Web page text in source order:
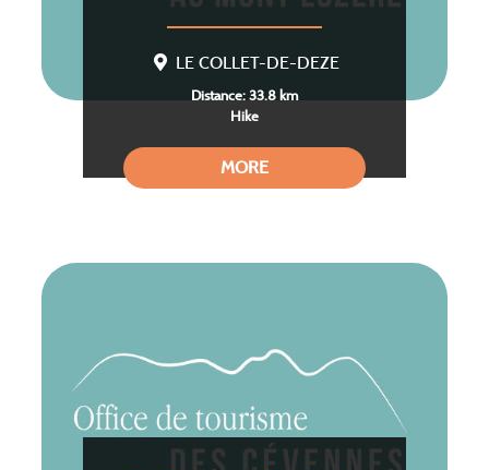
LE COLLET-DE-DEZE
Distance: 33.8 km
Hike
MORE